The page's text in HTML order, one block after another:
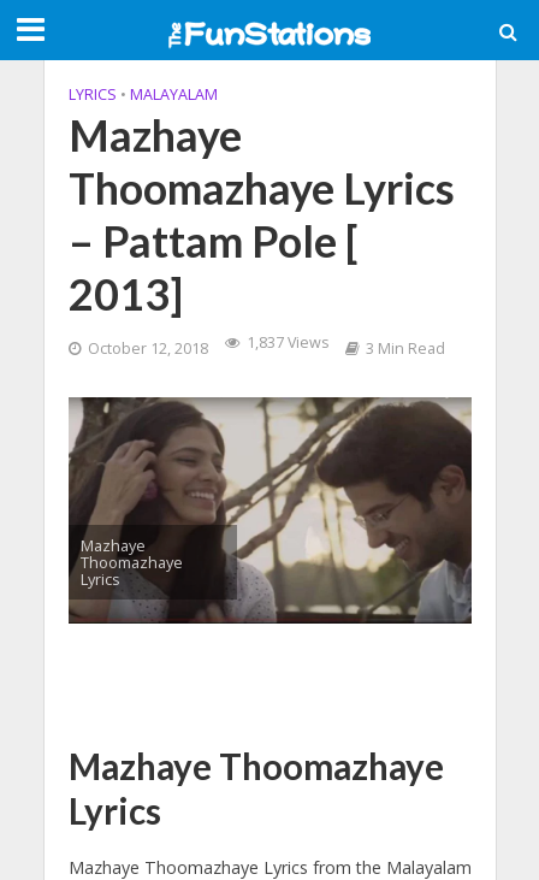
LYRICS • MALAYALAM
Mazhaye
Thoomazhaye Lyrics
– Pattam Pole [
2013]
October 12, 2018 1,837 Views 3 Min Read
Mazhaye
Thoomazhaye
Lyrics
Mazhaye Thoomazhaye
Lyrics
Mazhaye Thoomazhaye Lyrics from the Malayalam